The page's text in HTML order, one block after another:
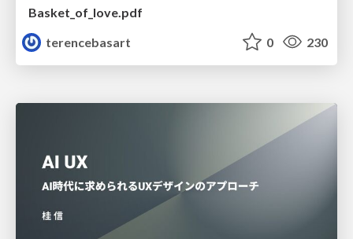
Basket_of_love.pdf
terencebasart
0 230